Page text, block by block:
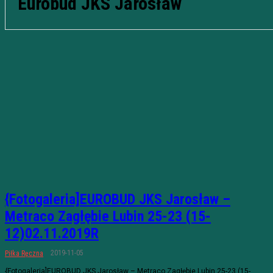
{Fotogaleria]EUROBUD JKS Jarosław –
Metraco Zagłębie Lubin 25-23 (15-
12)02.11.2019R
Piłka Ręczna 2019-11-05
{Fotogaleria]EUROBUD JKS Jarosław – Metraco Zagłębie Lubin 25-23 (15-